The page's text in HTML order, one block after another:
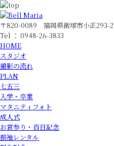
〒820-0089 福岡県飯塚市小正293-2
Tel ： 0948-26-3833
HOME
スタジオ
撮影の流れ
PLAN
七五三
入学・卒業
マタニティフォト
成人式
お宮参り・百日記念
振袖レンタル